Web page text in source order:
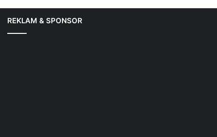
REKLAM & SPONSOR